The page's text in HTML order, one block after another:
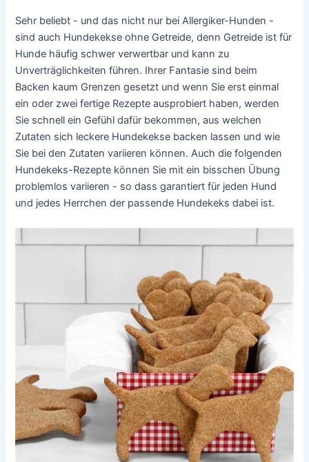
Sehr beliebt - und das nicht nur bei Allergiker-Hunden -
sind auch Hundekekse ohne Getreide, denn Getreide ist für
Hunde häufig schwer verwertbar und kann zu
Unverträglichkeiten führen. Ihrer Fantasie sind beim
Backen kaum Grenzen gesetzt und wenn Sie erst einmal
ein oder zwei fertige Rezepte ausprobiert haben, werden
Sie schnell ein Gefühl dafür bekommen, aus welchen
Zutaten sich leckere Hundekekse backen lassen und wie
Sie bei den Zutaten variieren können. Auch die folgenden
Hundekeks-Rezepte können Sie mit ein bisschen Übung
problemlos variieren - so dass garantiert für jeden Hund
und jedes Herrchen der passende Hundekeks dabei ist.